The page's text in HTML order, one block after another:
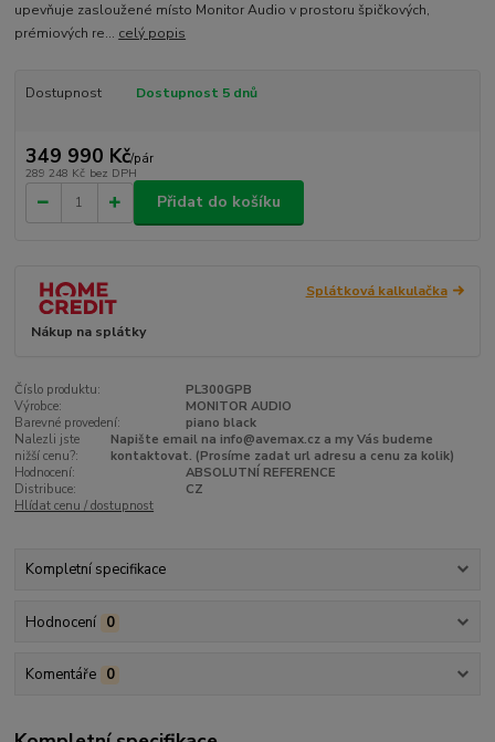
upevňuje zasloužené místo Monitor Audio v prostoru špičkových,
prémiových re... celý popis
Dostupnost Dostupnost 5 dnů
349 990 Kč/pár
289 248 Kč bez DPH
Přidat do košíku
Splátková kalkulačka
Nákup na splátky
Číslo produktu:
PL300GPB
Výrobce:
MONITOR AUDIO
Barevné provedení:
piano black
Nalezli jste
nižší cenu?:
Napište email na info@avemax.cz a my Vás budeme
kontaktovat. (Prosíme zadat url adresu a cenu za kolik)
Hodnocení:
ABSOLUTNÍ REFERENCE
Distribuce:
CZ
Hlídat cenu / dostupnost
Kompletní specifikace
Hodnocení 0
Komentáře 0